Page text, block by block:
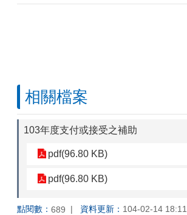
相關檔案
103年度支付或接受之補助
pdf(96.80 KB)
pdf(96.80 KB)
點閱數： 689 資料更新： 104-02-14 18:11